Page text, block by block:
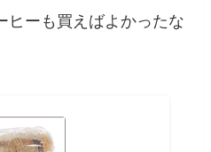
ヒーも買えばよかったな